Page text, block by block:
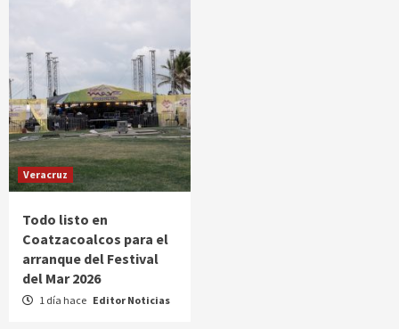
Veracruz
Todo listo en
Coatzacoalcos para el
arranque del Festival
del Mar 2026
1 día hace Editor Noticias